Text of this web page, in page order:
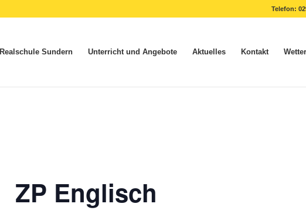
Telefon:
Realschule Sundern Unterricht und Angebote Aktuelles Kontakt Wetter
ZP Englisch